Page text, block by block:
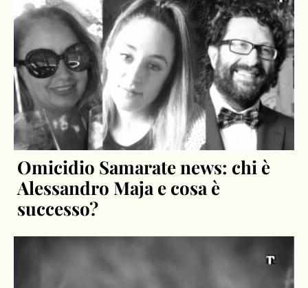
Omicidio Samarate news: chi è
Alessandro Maja e cosa è
successo?